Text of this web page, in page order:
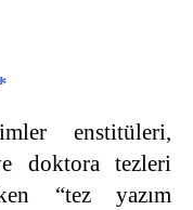
enstitüleri,
doktora tezleri
“tez yazım